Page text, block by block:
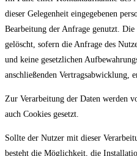
dieser Gelegenheit eingegebenen
Bearbeitung der Anfrage genutzt.
gelöscht, sofern die Anfrage des
und keine gesetzlichen
anschließenden Vertragsabwicklung,
Zur Verarbeitung der Daten werden
auch Cookies gesetzt.
Sollte der Nutzer mit dieser
besteht die Möglichkeit, die